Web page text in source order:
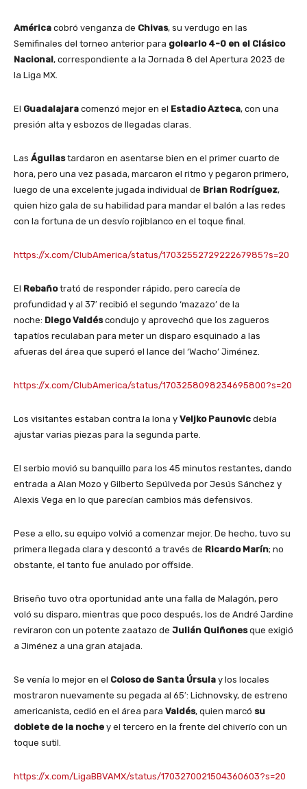
América cobró venganza de Chivas, su verdugo en las
Semifinales del torneo anterior para golearlo 4-0 en el Clásico
Nacional, correspondiente a la Jornada 8 del Apertura 2023 de
la Liga MX.
El Guadalajara comenzó mejor en el Estadio Azteca, con una
presión alta y esbozos de llegadas claras.
Las Águilastardaron en asentarse bien en el primer cuarto de
hora, pero una vez pasada, marcaron el ritmo y pegaron primero,
luego de una excelente jugada individual de Brian Rodríguez,
quien hizo gala de su habilidad para mandar el balón a las redes
con la fortuna de un desvío rojiblanco en el toque final.
https://x.com/ClubAmerica/status/1703255272922267985?s=20
El Rebañotrató de responder rápido, pero carecía de
profundidad y al 37′ recibió el segundo ‘mazazo’ de la
noche: Diego Valdéscondujo y aprovechó que los zagueros
tapatíos reculaban para meter un disparo esquinado a las
afueras del área que superó el lance del ‘Wacho’ Jiménez.
https://x.com/ClubAmerica/status/1703258098234695800?s=20
Los visitantes estaban contra la lona y Veljko Paunovic debía
ajustar varias piezas para la segunda parte.
El serbio movió su banquillo para los 45 minutos restantes, dando
entrada a Alan Mozo y Gilberto Sepúlveda por Jesús Sánchez y
Alexis Vega en lo que parecían cambios más defensivos.
Pese a ello, su equipo volvió a comenzar mejor. De hecho, tuvo su
primera llegada clara y descontó a través de Ricardo Marín; no
obstante, el tanto fue anulado por offside.
Briseño tuvo otra oportunidad ante una falla de Malagón, pero
voló su disparo, mientras que poco después, los de André Jardine
reviraron con un potente zaatazo de Julián Quiñonesque exigió
a Jiménez a una gran atajada.
Se venía lo mejor en el Coloso de Santa Úrsula y los locales
mostraron nuevamente su pegada al 65′: Lichnovsky, de estreno
americanista, cedió en el área para Valdés, quien marcó su
doblete de la noche y el tercero en la frente del chiverío con un
toque sutil.
https://x.com/LigaBBVAMX/status/1703270021504360603?s=20